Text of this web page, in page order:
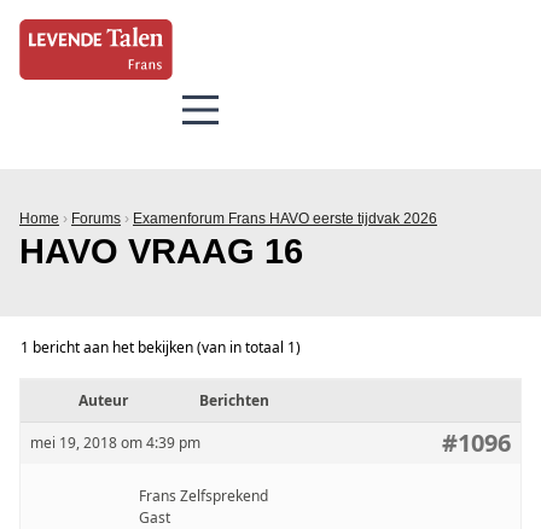
Home › Forums › Examenforum Frans HAVO eerste tijdvak 2026
HAVO VRAAG 16
1 bericht aan het bekijken (van in totaal 1)
Auteur Berichten
mei 19, 2018 om 4:39 pm #1096
Frans Zelfsprekend
Gast